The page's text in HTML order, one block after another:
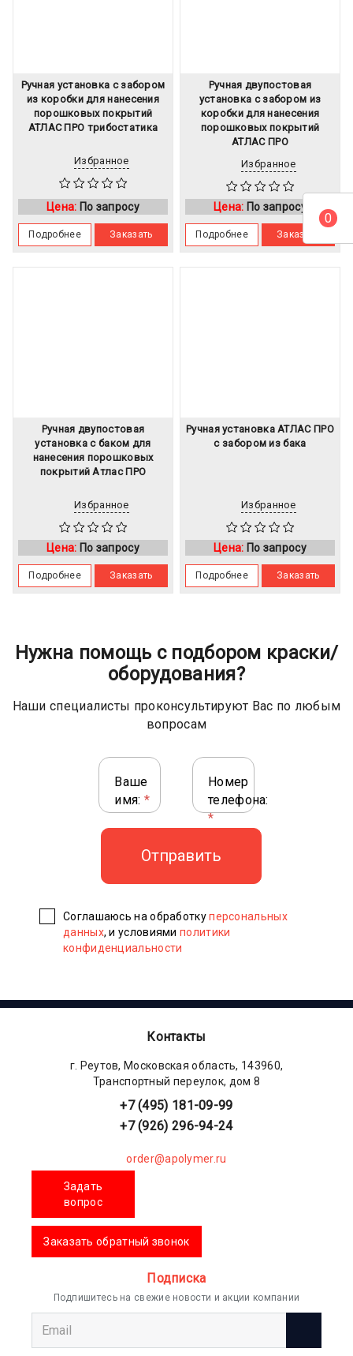
Ручная установка с забором
из коробки для нанесения
порошковых покрытий
АТЛАС ПРО трибостатика
Избранное
Цена: По запросу
Подробнее Заказать
Ручная двупостовая
установка с забором из
коробки для нанесения
порошковых покрытий
АТЛАС ПРО
Избранное
Цена: По запросу
Подробнее Заказать
Ручная двупостовая
установка с баком для
нанесения порошковых
покрытий Атлас ПРО
Избранное
Цена: По запросу
Подробнее Заказать
Ручная установка АТЛАС ПРО
с забором из бака
Избранное
Цена: По запросу
Подробнее Заказать
Нужна помощь с подбором краски/
оборудования?
Наши специалисты проконсультируют Вас по любым
вопросам
Ваше
имя: *
Номер
телефона:
*
Соглашаюсь на обработкуперсональных
данных, и условиямиполитики
конфиденциальности
Контакты
г. Реутов, Московская область, 143960,
Транспортный переулок, дом 8
+7 (495) 181-09-99
+7 (926) 296-94-24
order@apolymer.ru
Задать
вопрос
Заказать обратный звонок
Подписка
Подпишитесь на свежие новости и акции компании
0